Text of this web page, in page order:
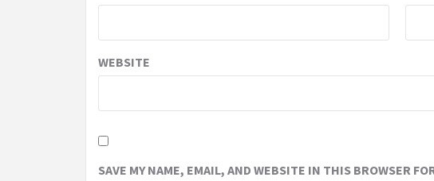
WEBSITE
SAVE MY NAME, EMAIL, AND WEBSITE IN THIS BROWSER